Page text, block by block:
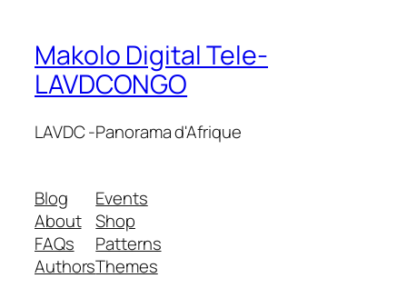
Makolo Digital Tele-
LAVDCONGO
LAVDC -Panorama d'Afrique
Blog
About
FAQs
Authors
Events
Shop
Patterns
Themes